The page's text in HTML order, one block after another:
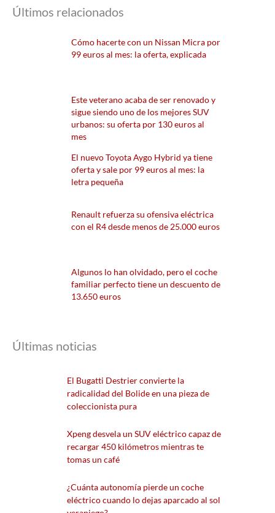
Últimos relacionados
Cómo hacerte con un Nissan Micra por
99 euros al mes: la oferta, explicada
Este veterano acaba de ser renovado y
sigue siendo uno de los mejores SUV
urbanos: su oferta por 130 euros al
mes
El nuevo Toyota Aygo Hybrid ya tiene
oferta y sale por 99 euros al mes: la
letra pequeña
Renault refuerza su ofensiva eléctrica
con el R4 desde menos de 25.000 euros
Algunos lo han olvidado, pero el coche
familiar perfecto tiene un descuento de
13.650 euros
Últimas noticias
El Bugatti Destrier convierte la
radicalidad del Bolide en una pieza de
coleccionista pura
Xpeng desvela un SUV eléctrico capaz de
recargar 450 kilómetros mientras te
tomas un café
¿Cuánta autonomía pierde un coche
eléctrico cuando lo dejas aparcado al sol